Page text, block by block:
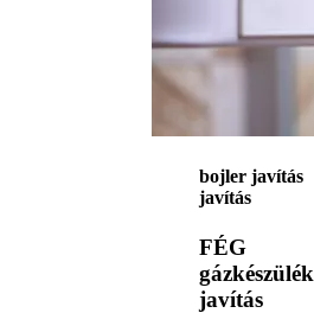
bojler javítás
javítás
FÉG
gázkészülék
javítás